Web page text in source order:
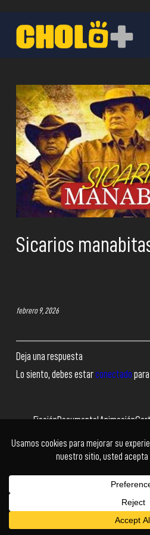
contenido
Sicarios
febrero 9, 2026
Deja una respuesta
Lo siento, debes estarconectado
FicciónDocumentalAnimación
Facebook